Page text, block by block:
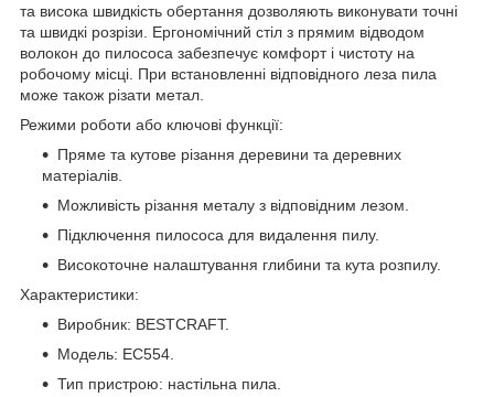
та висока швидкість обертання дозволяють виконувати точні
та швидкі розрізи. Ергономічний стіл з прямим відводом
волокон до пилососа забезпечує комфорт і чистоту на
робочому місці. При встановленні відповідного леза пила
може також різати метал.
Режими роботи або ключові функції:
Пряме та кутове різання деревини та деревних
матеріалів.
Можливість різання металу з відповідним лезом.
Підключення пилососа для видалення пилу.
Високоточне налаштування глибини та кута розпилу.
Характеристики:
Виробник: BESTCRAFT.
Модель: EC554.
Тип пристрою: настільна пила.